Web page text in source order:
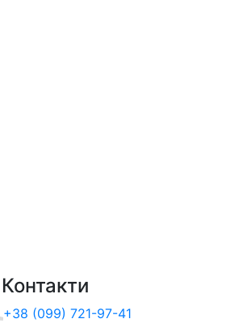
Контакти
+38 (099) 721-97-41